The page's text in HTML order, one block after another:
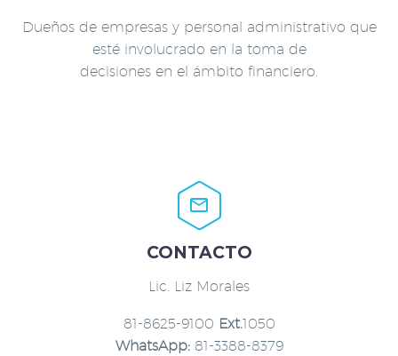
Dueños de empresas y personal administrativo que
esté involucrado en la toma de
decisiones en el ámbito financiero.


CONTACTO
Lic. Liz Morales
81-8625-9100 Ext.1050
WhatsApp:81-3388-8379